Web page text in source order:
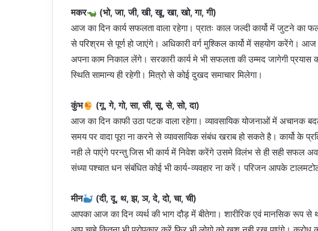
मकर
(भो, जा, जी, खी, खू, खा, खो, गा, गी)
आज का दिन कार्य सफलता वाला रहेगा। प्रातः काल जल्दी कार्यो में जुटने का
से परिश्रम से पूर्ण हो जाएंगे। अधिकारी वर्ग मुश्किल कार्यो में सहयोग करेंगे।
अपना काम निकाल लेंगे। सरकारी कार्य मे भी सफलता की उम्मद जागेगी प्रयास
स्थिति सामान्य ही रहेगी। मित्रो से कोई दुखद समाचार मिलेगा।
कुंभ
(गू, गे, गो, सा, सी, सू, से, सो, दा)
आज का दिन काफी उठा पटक वाला रहेगा। व्यावसायिक योजनाओं में अचानक
समय पर वादा पूरा ना करने से व्यावसायिक संबंध खराब हो सकते है। कार्यो के
नही ले पाएंगे परन्तु जिस भी कार्य में निवेश करेंगे उसमे विलंभ से ही सही सफल
संध्या पश्चात धन संबंधित कोई भी कार्य-व्यवहार ना करें। परिजन आपके
मीन
(दी, दू, थ, झ, ञ, दे, दो, चा, ची)
आपका आज का दिन व्यर्थ की भाग दौड़ में बीतेगा। शारीरिक एवं मानसिक रूप